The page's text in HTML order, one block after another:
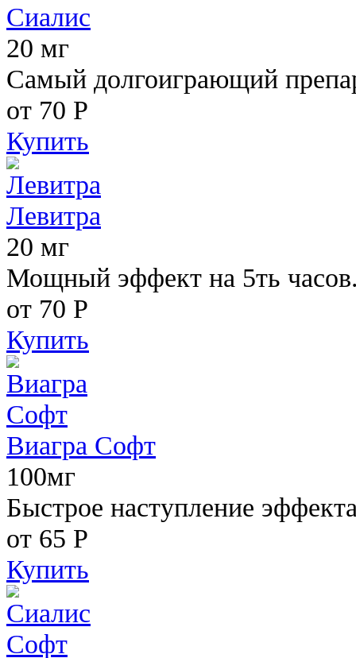
Сиалис
20 мг
Самый долгоиграющий
от 70 Р
Купить
Левитра
20 мг
Мощный эффект на 5ть
от 70 Р
Купить
Виагра Софт
100мг
Быстрое наступление
от 65 Р
Купить